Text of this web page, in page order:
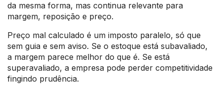
da mesma forma, mas continua relevante para
margem, reposição e preço.
Preço mal calculado é um imposto paralelo, só que
sem guia e sem aviso. Se o estoque está subavaliado,
a margem parece melhor do que é. Se está
superavaliado, a empresa pode perder competitividade
fingindo prudência.